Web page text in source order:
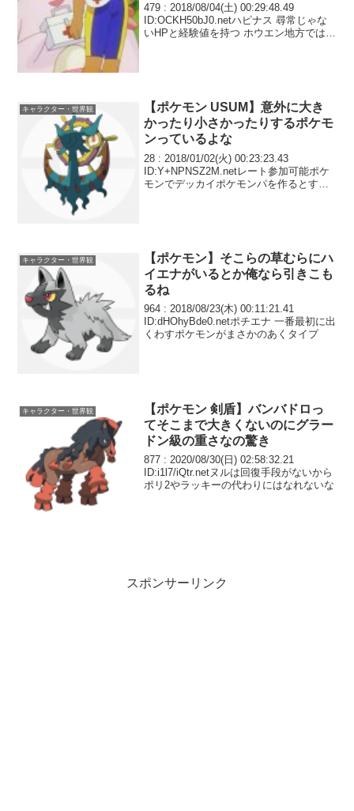
479 : 2018/08/04(土) 00:29:48.49
ID:OCKH50bJ0.netハピナス 尋常じゃな
いHPと経験値を持つ ホウエン地方では秘
キャラクター・世界観
【ポケモン USUM】意外に大き
かったり小さかったりするポケモ
ンっているよな
28 : 2018/01/02(火) 00:23:23.43
ID:Y+NPNSZ2M.netレート参加可能ポケ
モンでデッカイポケモンパを作るとする
キャラクター・世界観
【ポケモン】そこらの草むらにハ
イエナがいるとか俺なら引きこも
るね
964 : 2018/08/23(木) 00:11:21.41
ID:dHOhyBde0.netポチエナ 一番最初に出
くわすポケモンがまさかのあくタイプ
キャラクター・世界観
【ポケモン 剣盾】バンバドロっ
てそこまで大きくないのにグラー
ドン級の重さなの驚き
877 : 2020/08/30(日) 02:58:32.21
ID:i1l7/iQtr.netヌルは回復手段がないから
ポリ2やラッキーの代わりにはなれないな
スポンサーリンク